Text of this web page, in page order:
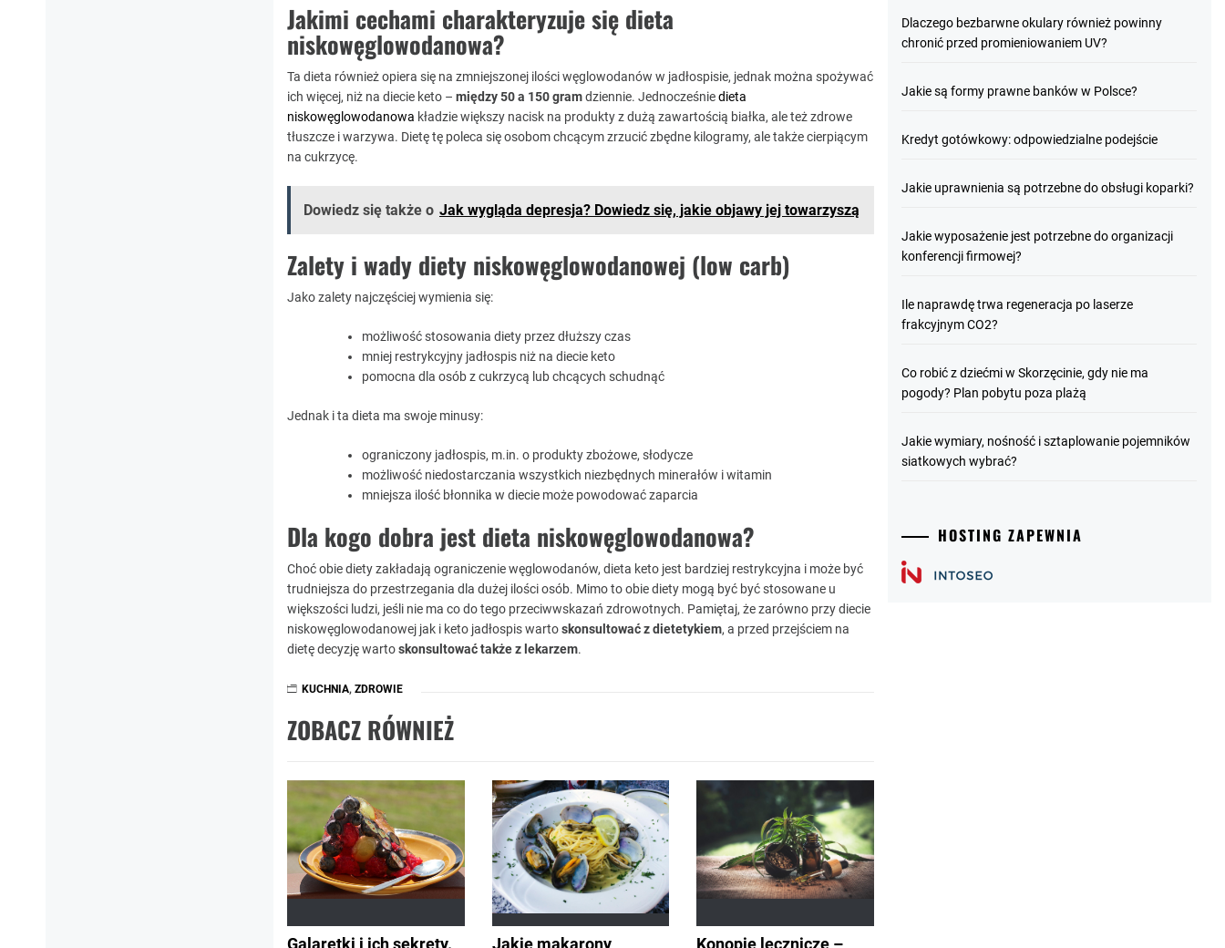
Jakimi cechami charakteryzuje się dieta
niskowęglowodanowa?
Ta dieta również opiera się na zmniejszonej ilości węglowodanów w jadłospisie, jednak można spożywać
ich więcej, niż na diecie keto – między 50 a 150 gramdziennie. Jednocześniedieta
niskowęglowodanowa kładzie większy nacisk na produkty z dużą zawartością białka, ale też zdrowe
tłuszcze i warzywa. Dietę tę poleca się osobom chcącym zrzucić zbędne kilogramy, ale także cierpiącym
na cukrzycę.
Dowiedz się także o Jak wygląda depresja? Dowiedz się, jakie objawy jej towarzyszą
Zalety i wady diety niskowęglowodanowej (low carb)
Jako zalety najczęściej wymienia się:
możliwość stosowania diety przez dłuższy czas
mniej restrykcyjny jadłospis niż na diecie keto
pomocna dla osób z cukrzycą lub chcących schudnąć
Jednak i ta dieta ma swoje minusy:
ograniczony jadłospis, m.in. o produkty zbożowe, słodycze
możliwość niedostarczania wszystkich niezbędnych minerałów i witamin
mniejsza ilość błonnika w diecie może powodować zaparcia
Dla kogo dobra jest dieta niskowęglowodanowa?
Choć obie diety zakładają ograniczenie węglowodanów, dieta keto jest bardziej restrykcyjna i może być
trudniejsza do przestrzegania dla dużej ilości osób. Mimo to obie diety mogą być być stosowane u
większości ludzi, jeśli nie ma co do tego przeciwwskazań zdrowotnych. Pamiętaj, że zarówno przy diecie
niskowęglowodanowej jak i keto jadłospis wartoskonsultować z dietetykiem, a przed przejściem na
dietę decyzję wartoskonsultować także z lekarzem.
KUCHNIA, ZDROWIE
ZOBACZ RÓWNIEŻ
Dlaczego bezbarwne okulary również powinny
chronić przed promieniowaniem UV?
Jakie są formy prawne banków w Polsce?
Kredyt gotówkowy: odpowiedzialne podejście
Jakie uprawnienia są potrzebne do obsługi koparki?
Jakie wyposażenie jest potrzebne do organizacji
konferencji firmowej?
Ile naprawdę trwa regeneracja po laserze
frakcyjnym CO2?
Co robić z dziećmi w Skorzęcinie, gdy nie ma
pogody? Plan pobytu poza plażą
Jakie wymiary, nośność i sztaplowanie pojemników
siatkowych wybrać?
HOSTING ZAPEWNIA